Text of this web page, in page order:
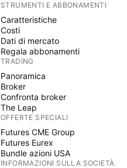
STRUMENTI E ABBONAMENTI
Caratteristiche
Costi
Dati di mercato
Regala abbonamenti
TRADING
Panoramica
Broker
Confronta broker
The Leap
OFFERTE SPECIALI
Futures CME Group
Futures Eurex
Bundle azioni USA
INFORMAZIONI SULLA SOCIETÀ